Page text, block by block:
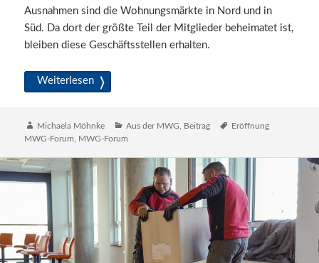
Ausnahmen sind die Wohnungsmärkte in Nord und in
Süd. Da dort der größte Teil der Mitglieder beheimatet ist,
bleiben diese Geschäftsstellen erhalten.
Weiterlesen Feierliche Einweihung des MWG-Forums
Autor
Michaela Möhnke Katgeorien
Aus der MWG Beitrag Schlagwörter
Eröffnung
MWG-Forum
MWG-Forum